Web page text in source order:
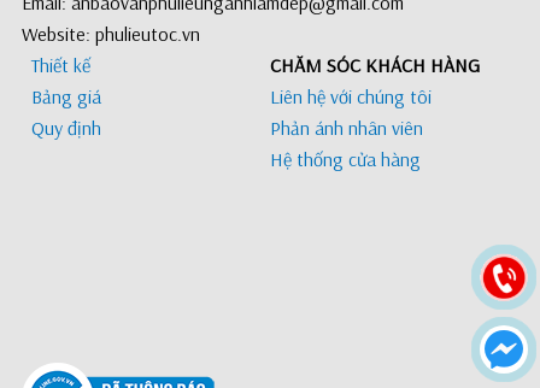
Website: phulieutoc.vn
Thiết kế
Bảng giá
Quy định
CHĂM SÓC KHÁCH HÀNG
Liên hệ với chúng tôi
Phản ánh nhân viên
Hệ thống cửa hàng